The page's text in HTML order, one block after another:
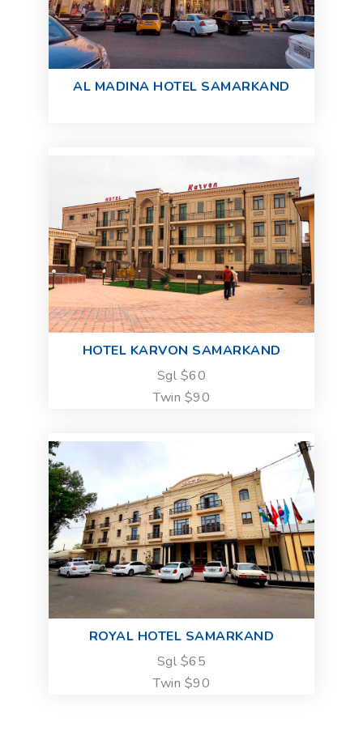
AL MADINA HOTEL SAMARKAND
HOTEL KARVON SAMARKAND
Sgl $60
Twin $90
ROYAL HOTEL SAMARKAND
Sgl $65
Twin $90